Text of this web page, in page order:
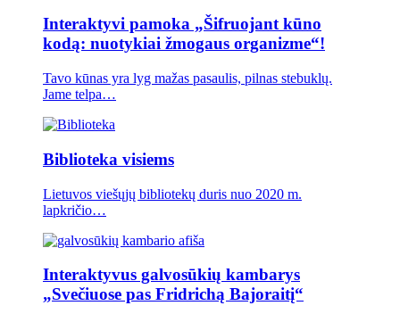
Interaktyvi pamoka „Šifruojant kūno
kodą: nuotykiai žmogaus organizme“!
Tavo kūnas yra lyg mažas pasaulis, pilnas stebuklų.
Jame telpa…
Biblioteka visiems
Lietuvos viešųjų bibliotekų duris nuo 2020 m.
lapkričio…
Interaktyvus galvosūkių kambarys
„Svečiuose pas Fridrichą Bajoraitį“